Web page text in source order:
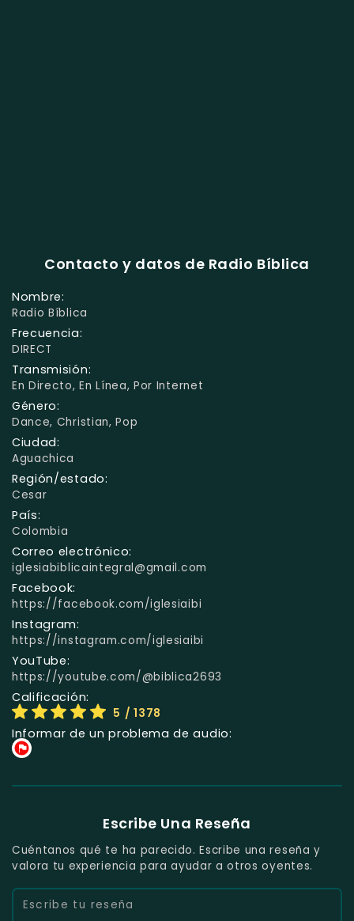
Contacto y datos de Radio Bíblica
Nombre:
Radio Bíblica
Frecuencia:
DIRECT
Transmisión:
En Directo, En Línea, Por Internet
Género:
Dance, Christian, Pop
Ciudad:
Aguachica
Región/estado:
Cesar
País:
Colombia
Correo electrónico:
iglesiabiblicaintegral@gmail.com
Facebook:
https://facebook.com/iglesiaibi
Instagram:
https://instagram.com/iglesiaibi
YouTube:
https://youtube.com/@biblica2693
Calificación:
5 / 1378
Informar de un problema de audio:
Escribe Una Reseña
Cuéntanos qué te ha parecido. Escribe una reseña y
valora tu experiencia para ayudar a otros oyentes.